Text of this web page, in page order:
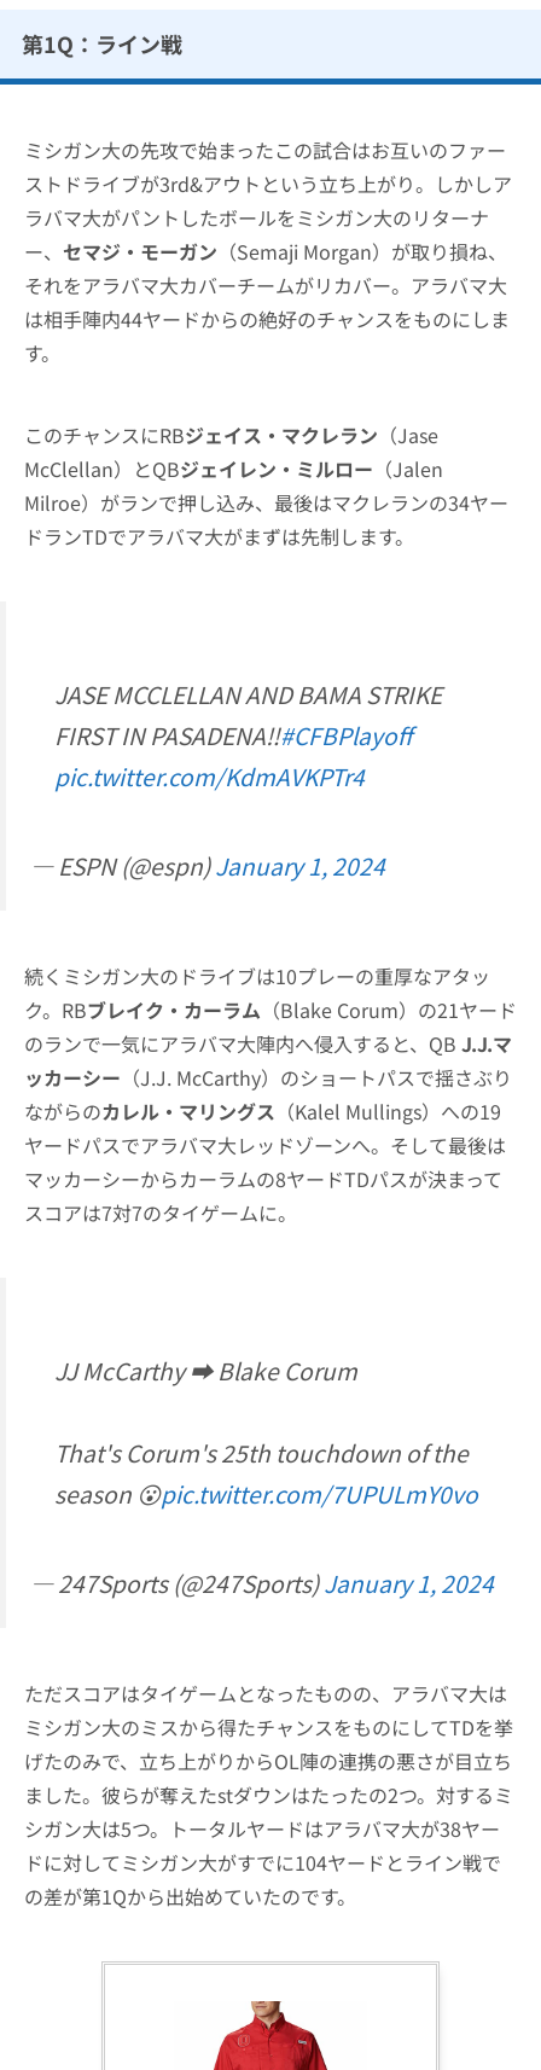
第1Q：ライン戦
ミシガン大の先攻で始まったこの試合はお互いのファー
ストドライブが3rd&アウトという立ち上がり。しかしア
ラバマ大がパントしたボールをミシガン大のリターナ
ー、 セマジ・モーガン （Semaji Morgan）が取り損ね、
それをアラバマ大カバーチームがリカバー。アラバマ大
は相手陣内44ヤードからの絶好のチャンスをものにしま
す。
このチャンスにRBジェイス・マクレラン （Jase
McClellan）とQBジェイレン・ミルロー （Jalen
Milroe）がランで押し込み、最後はマクレランの34ヤー
ドランTDでアラバマ大がまずは先制します。
JASE MCCLELLAN AND BAMA STRIKE
FIRST IN PASADENA‼️#CFBPlayoff
pic.twitter.com/KdmAVKPTr4
— ESPN (@espn)January 1, 2024
続くミシガン大のドライブは10プレーの重厚なアタッ
ク。RBブレイク・カーラム （Blake Corum）の21ヤード
のランで一気にアラバマ大陣内へ侵入すると、QB J.J.マ
ッカーシー （J.J. McCarthy）のショートパスで揺さぶり
ながらのカレル・マリングス （Kalel Mullings）への19
ヤードパスでアラバマ大レッドゾーンへ。そして最後は
マッカーシーからカーラムの8ヤードTDパスが決まって
スコアは7対7のタイゲームに。
JJ McCarthy ➡️ Blake Corum
That's Corum's 25th touchdown of the
season 😮pic.twitter.com/7UPULmY0vo
— 247Sports (@247Sports)January 1, 2024
ただスコアはタイゲームとなったものの、アラバマ大は
ミシガン大のミスから得たチャンスをものにしてTDを挙
げたのみで、立ち上がりからOL陣の連携の悪さが目立ち
ました。彼らが奪えたstダウンはたったの2つ。対するミ
シガン大は5つ。トータルヤードはアラバマ大が38ヤー
ドに対してミシガン大がすでに104ヤードとライン戦で
の差が第1Qから出始めていたのです。